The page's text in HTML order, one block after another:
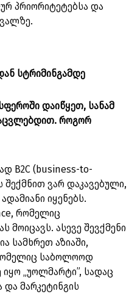
პრიორიტეტებსა და
სტრიმინგამდე
დაიწყეთ, სანამ
როგორ
B2C (business-to-
ვარ დაკავებული,
იყენებს.
რომელიც
მოიცავს. ასევე შევქმენი
სამხრეთ აზიაში,
საბოლოოდ
იყო „უოლმარტი”, სადაც
მარკეტინგის